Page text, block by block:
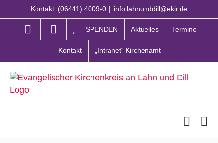
Inhalt
Kontakt: (06441) 4009-0 | info.lahnunddill@ekir.de
SPENDEN Aktuelles Termine
Kontakt „Intranet“ Kirchenamt